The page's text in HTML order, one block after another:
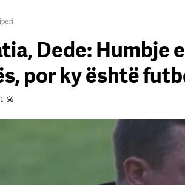
Dede: Humbje
por ky është